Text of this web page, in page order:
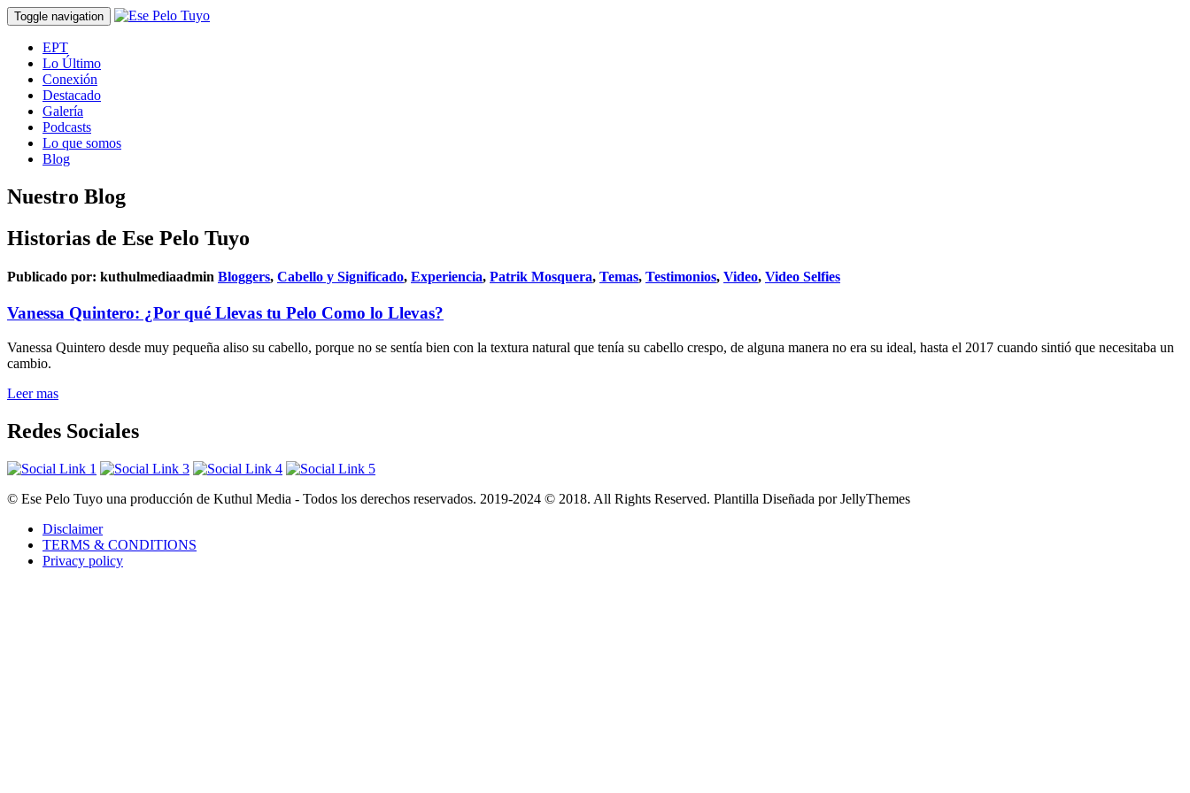
Toggle navigation
EPT
Lo Último
Conexión
Destacado
Galería
Podcasts
Lo que somos
Blog
Nuestro Blog
Historias de Ese Pelo Tuyo
Publicado por: kuthulmediaadmin Bloggers, Cabello y Significado, Experiencia, Patrik Mosquera, Temas, Testimonios, Video, Video Selfies
Vanessa Quintero: ¿Por qué Llevas tu Pelo Como lo Llevas?
Vanessa Quintero desde muy pequeña aliso su cabello, porque no se sentía bien con la textura natural que tenía su cabello crespo, de alguna manera no era su ideal, hasta el 2017 cuando sintió que necesitaba un
cambio.
Leer mas
Redes Sociales
© Ese Pelo Tuyo una producción de Kuthul Media - Todos los derechos reservados. 2019-2024 © 2018. All Rights Reserved. Plantilla Diseñada por JellyThemes
Disclaimer
TERMS & CONDITIONS
Privacy policy